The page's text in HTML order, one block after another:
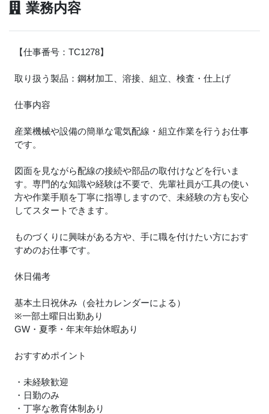
業務内容
【仕事番号：TC1278】
取り扱う製品：鋼材加工、溶接、組立、検査・仕上げ
仕事内容
産業機械や設備の簡単な電気配線・組立作業を行うお仕事
です。
図面を見ながら配線の接続や部品の取付けなどを行いま
す。専門的な知識や経験は不要で、先輩社員が工具の使い
方や作業手順を丁寧に指導しますので、未経験の方も安心
してスタートできます。
ものづくりに興味がある方や、手に職を付けたい方におす
すめのお仕事です。
休日備考
基本土日祝休み（会社カレンダーによる）
※一部土曜日出勤あり
GW・夏季・年末年始休暇あり
おすすめポイント
・未経験歓迎
・日勤のみ
・丁寧な教育体制あり